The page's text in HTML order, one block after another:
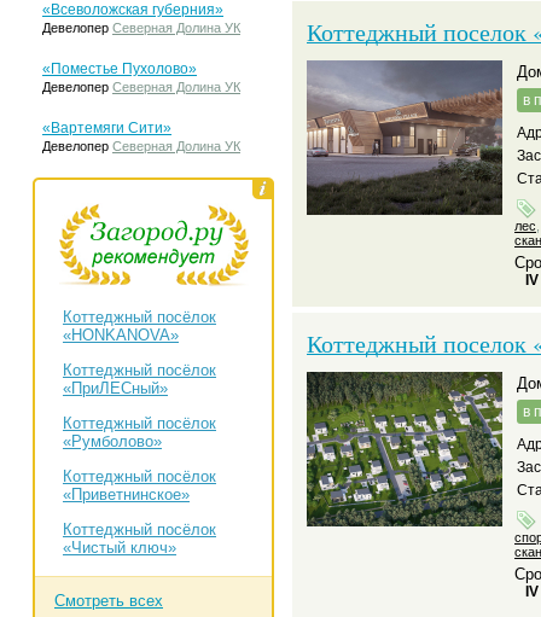
«Всеволожская губерния»
Девелопер Северная Долина УК
«Поместье Пухолово»
Девелопер Северная Долина УК
«Вартемяги Сити»
Девелопер Северная Долина УК
Коттеджный посёлок
«HONKANOVA»
Коттеджный посёлок
«ПриЛЕСный»
Коттеджный посёлок
«Румболово»
Коттеджный посёлок
«Приветнинское»
Коттеджный посёлок
«Чистый ключ»
Смотреть всех
Коттеджный поселок
в
лес
Коттеджный поселок
в